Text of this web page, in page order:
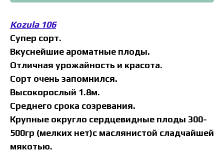
Kozula 106
Супер сорт.
Вкуснейшие ароматные плоды.
Отличная урожайность и красота.
Сорт очень запомнился.
Высокорослый 1.8м.
Среднего срока созревания.
Крупные округло сердцевидные плоды 300-
500гр (мелких нет)с маслянистой сладчайшей
мякотью.